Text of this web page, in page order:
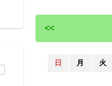
<<
日 月 火